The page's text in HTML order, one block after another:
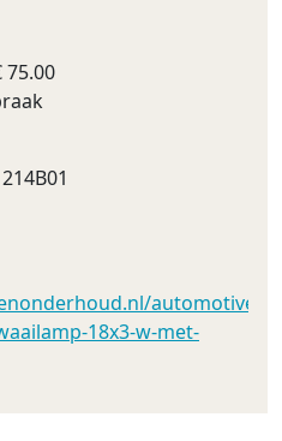
automotive/
18x3-w-met-